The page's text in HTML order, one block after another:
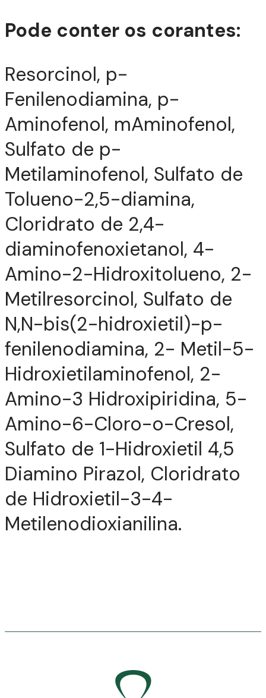
Pode conter os corantes:
Resorcinol, p-
Fenilenodiamina, p-
Aminofenol, mAminofenol,
Sulfato de p-
Metilaminofenol, Sulfato de
Tolueno-2,5-diamina,
Cloridrato de 2,4-
diaminofenoxietanol, 4-
Amino-2-Hidroxitolueno, 2-
Metilresorcinol, Sulfato de
N,N-bis(2-hidroxietil)-p-
fenilenodiamina, 2- Metil-5-
Hidroxietilaminofenol, 2-
Amino-3 Hidroxipiridina, 5-
Amino-6-Cloro-o-Cresol,
Sulfato de 1-Hidroxietil 4,5
Diamino Pirazol, Cloridrato
de Hidroxietil-3-4-
Metilenodioxianilina.